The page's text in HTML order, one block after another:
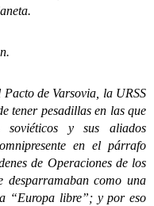
de Varsovia, la URSS
tener pesadillas en las que
soviéticos y sus aliados
en el párrafo
de Operaciones de los
como una
“Europa libre”; y por eso